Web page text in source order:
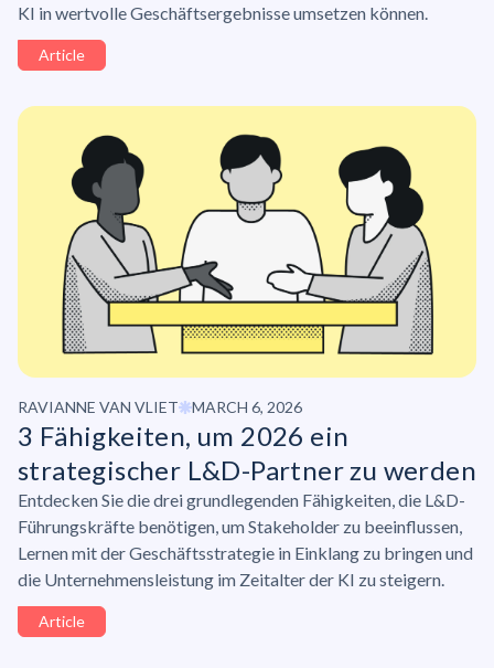
KI in wertvolle Geschäftsergebnisse umsetzen können.
Article
RAVIANNE VAN VLIET MARCH 6, 2026
3 Fähigkeiten, um 2026 ein
strategischer L&D-Partner zu werden
Entdecken Sie die drei grundlegenden Fähigkeiten, die L&D-
Führungskräfte benötigen, um Stakeholder zu beeinflussen,
Lernen mit der Geschäftsstrategie in Einklang zu bringen und
die Unternehmensleistung im Zeitalter der KI zu steigern.
Article